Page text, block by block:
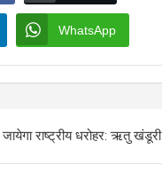
WhatsApp
राष्ट्रीय धरोहर: ऋतु खंडूरी